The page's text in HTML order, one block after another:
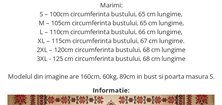
Marimi:
S – 100cm circumferinta bustului, 65 cm lungime,
M – 105cm circumferinta bustului, 65 cm lungime,
L – 110cm circumferinta bustului, 66 cm lungime,
XL – 115cm circumferinta bustului, 67 cm lungime.
2XL – 120cm circumferinta bustului, 68 cm lungime
3XL - 125 cm circumferinta bustului, 68 cm lungime
Modelul din imagine are 160cm, 60kg, 89cm in bust si poarta masura S.
Informatie: